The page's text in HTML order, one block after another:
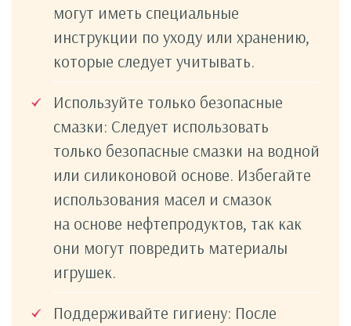
могут иметь специальные
инструкции по уходу или хранению,
которые следует учитывать.
Используйте только безопасные
смазки: Следует использовать
только безопасные смазки на водной
или силиконовой основе. Избегайте
использования масел и смазок
на основе нефтепродуктов, так как
они могут повредить материалы
игрушек.
Поддерживайте гигиену: После